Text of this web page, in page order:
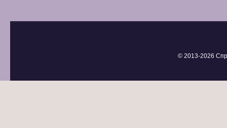
© 2013-2026